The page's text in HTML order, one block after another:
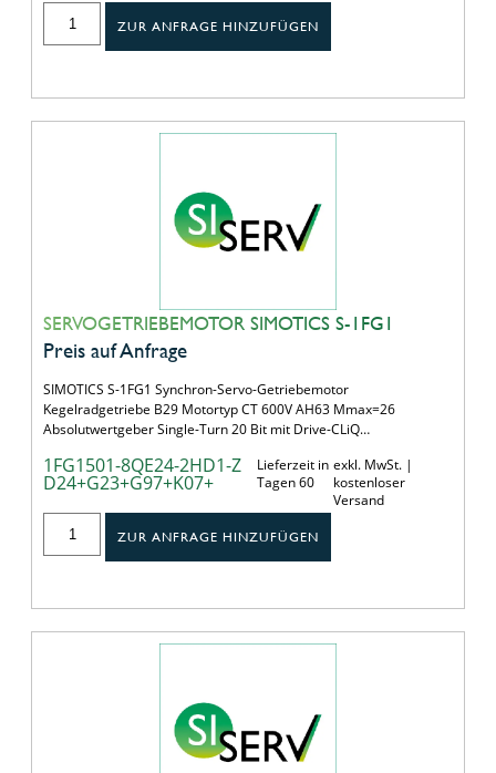
ZUR ANFRAGE HINZUFÜGEN
SERVOGETRIEBEMOTOR SIMOTICS S-1FG1
Preis auf Anfrage
SIMOTICS S-1FG1 Synchron-Servo-Getriebemotor
Kegelradgetriebe B29 Motortyp CT 600V AH63 Mmax=26
Absolutwertgeber Single-Turn 20 Bit mit Drive-CLiQ…
1FG1501-8QE24-2HD1-Z
D24+G23+G97+K07+
Lieferzeit in
Tagen 60
exkl. MwSt. |
kostenloser
Versand
ZUR ANFRAGE HINZUFÜGEN